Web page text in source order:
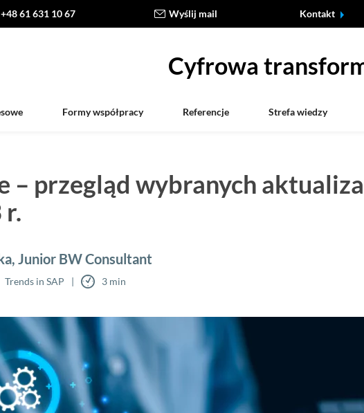
+48 61 631 10 67 Wyślij mail Kontakt
Cyfrowa
Formy współpracy Referencje Strefa wiedzy
– przegląd wybranych
r.
Junior BW Consultant
Trends in SAP 3 min